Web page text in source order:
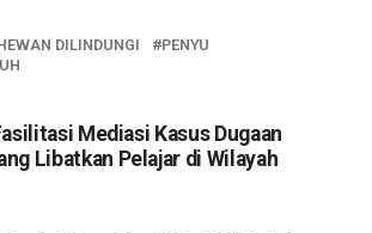
DILINDUNGI
PENYU
Mediasi Kasus Dugaan
Libatkan Pelajar di Wilayah